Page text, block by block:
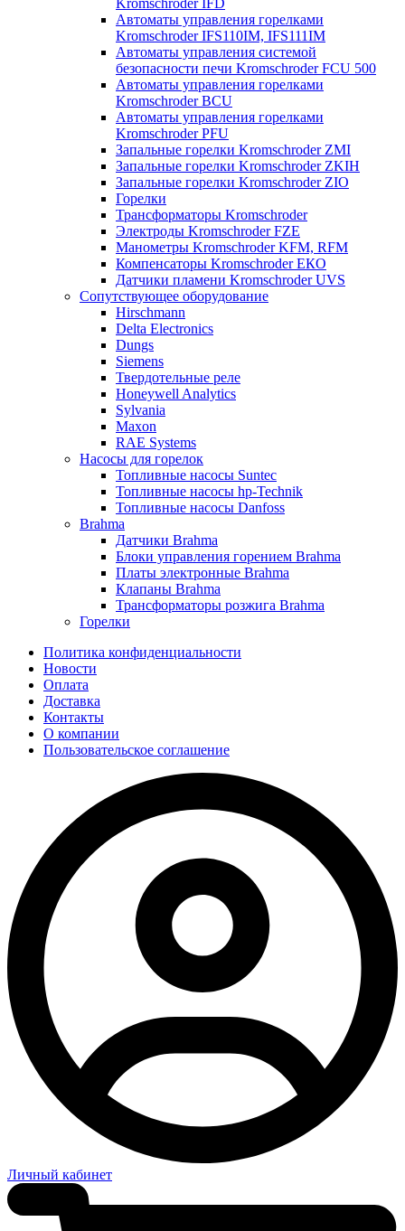
Kromschroder IFD
Автоматы управления горелками
Kromschroder IFS110IM, IFS111IM
Автоматы управления системой
безопасности печи Kromschroder FCU 500
Автоматы управления горелками
Kromschroder BCU
Автоматы управления горелками
Kromschroder PFU
Запальные горелки Kromschroder ZМI
Запальные горелки Kromschroder ZKIH
Запальные горелки Kromschroder ZIO
Горелки
Трансформаторы Kromschroder
Электроды Kromschroder FZE
Манометры Kromschroder KFM, RFM
Компенсаторы Kromschroder ЕКО
Датчики пламени Kromschroder UVS
Сопутствующее оборудование
Hirschmann
Delta Electronics
Dungs
Siemens
Твердотельные реле
Honeywell Analytics
Sylvania
Maxon
RAE Systems
Насосы для горелок
Топливные насосы Suntec
Топливные насосы hp-Technik
Топливные насосы Danfoss
Brahma
Датчики Brahma
Блоки управления горением Brahma
Платы электронные Brahma
Клапаны Brahma
Трансформаторы розжига Brahma
Горелки
Политика конфиденциальности
Новости
Оплата
Доставка
Контакты
О компании
Пользовательское соглашение
Личный кабинет